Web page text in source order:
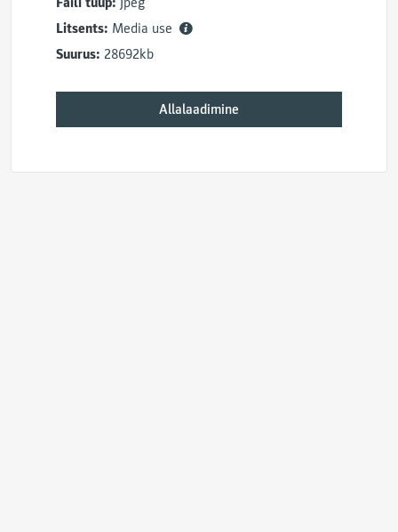
Litsents: Media use
Suurus: 28692kb
Allalaadimine